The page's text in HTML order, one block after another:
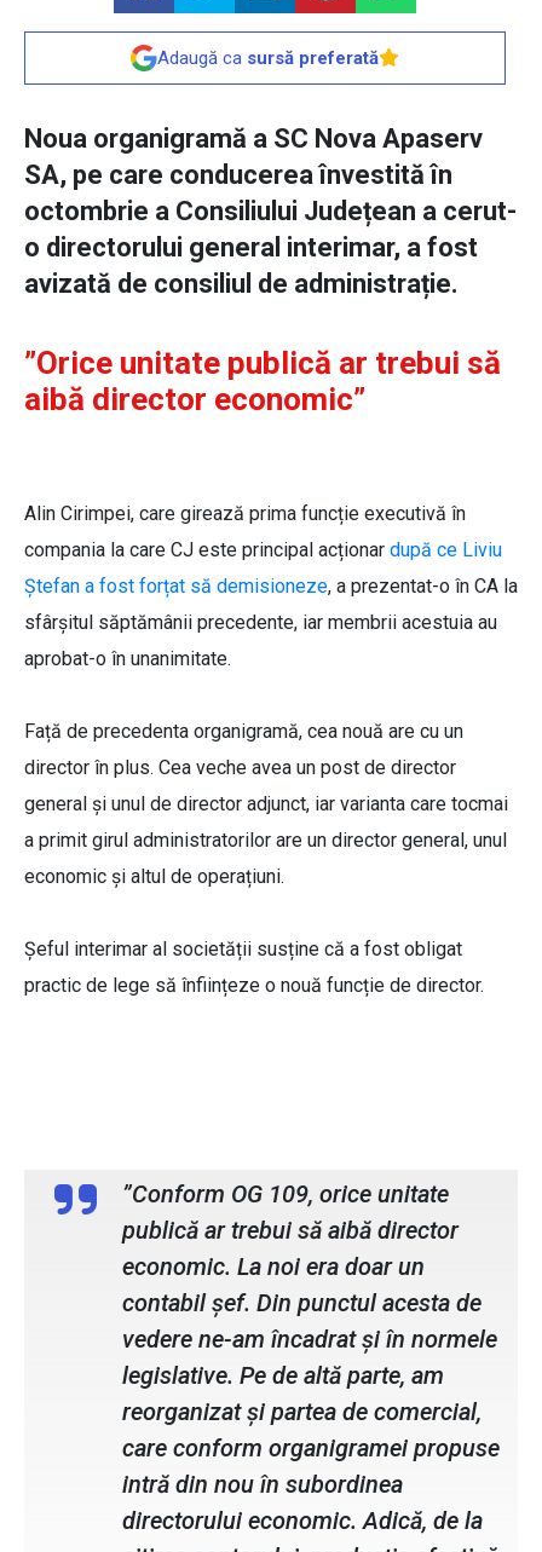
Adaugă ca sursă preferată
Noua organigramă a SC Nova Apaserv
SA, pe care conducerea învestită în
octombrie a Consiliului Județean a cerut-
o directorului general interimar, a fost
avizată de consiliul de administrație.
”Orice unitate publică ar trebui să
aibă director economic”
Alin Cirimpei, care girează prima funcție executivă în
compania la care CJ este principal acționar după ce Liviu
Ștefan a fost forțat să demisioneze, a prezentat-o în CA la
sfârșitul săptămânii precedente, iar membrii acestuia au
aprobat-o în unanimitate.
Față de precedenta organigramă, cea nouă are cu un
director în plus. Cea veche avea un post de director
general și unul de director adjunct, iar varianta care tocmai
a primit girul administratorilor are un director general, unul
economic și altul de operațiuni.
Șeful interimar al societății susține că a fost obligat
practic de lege să înființeze o nouă funcție de director.
”Conform OG 109, orice unitate
publică ar trebui să aibă director
economic. La noi era doar un
contabil șef. Din punctul acesta de
vedere ne-am încadrat și în normele
legislative. Pe de altă parte, am
reorganizat și partea de comercial,
care conform organigramei propuse
intră din nou în subordinea
directorului economic. Adică, de la